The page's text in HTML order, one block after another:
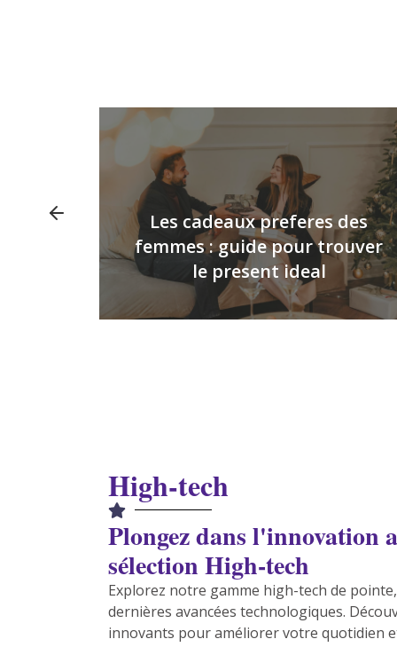
Les cadeaux preferes des
femmes : guide pour trouver
le present ideal
High-tech
Plongez dans l'innovation
sélection High-tech
Explorez notre gamme high-tech de
dernières avancées technologiques.
innovants pour améliorer votre quotidien